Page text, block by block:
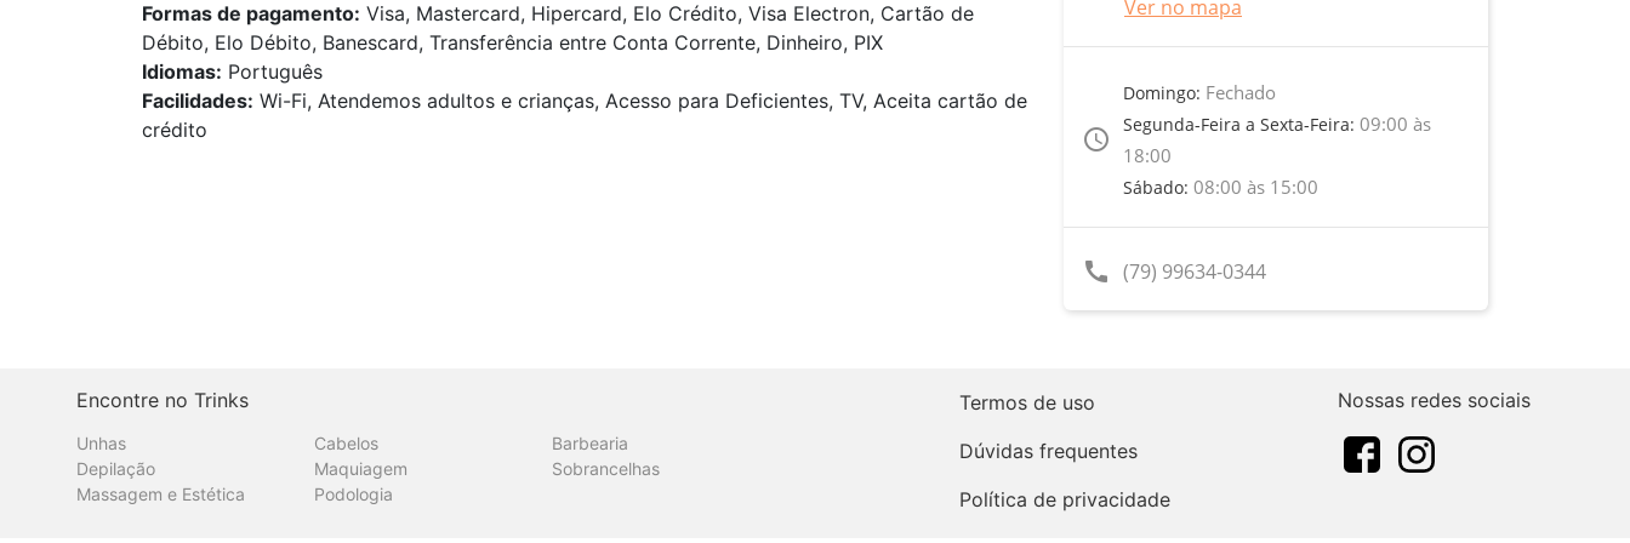
Formas de pagamento: Visa, Mastercard, Hipercard, Elo Crédito, Visa Electron, Cartão de
Débito, Elo Débito, Banescard, Transferência entre Conta Corrente, Dinheiro, PIX
Idiomas: Português
Facilidades: Wi-Fi, Atendemos adultos e crianças, Acesso para Deficientes, TV, Aceita cartão de
crédito
Ver no mapa
access_time
Domingo: Fechado
Segunda-Feira a Sexta-Feira: 09:00 às
18:00
Sábado: 08:00 às 15:00
call (79) 99634-0344
Encontre no Trinks
Unhas Cabelos
Barbearia
Depilação
Maquiagem
Sobrancelhas
Massagem e Estética
Podologia
Termos de uso
Dúvidas frequentes
Política de privacidade
Nossas redes sociais